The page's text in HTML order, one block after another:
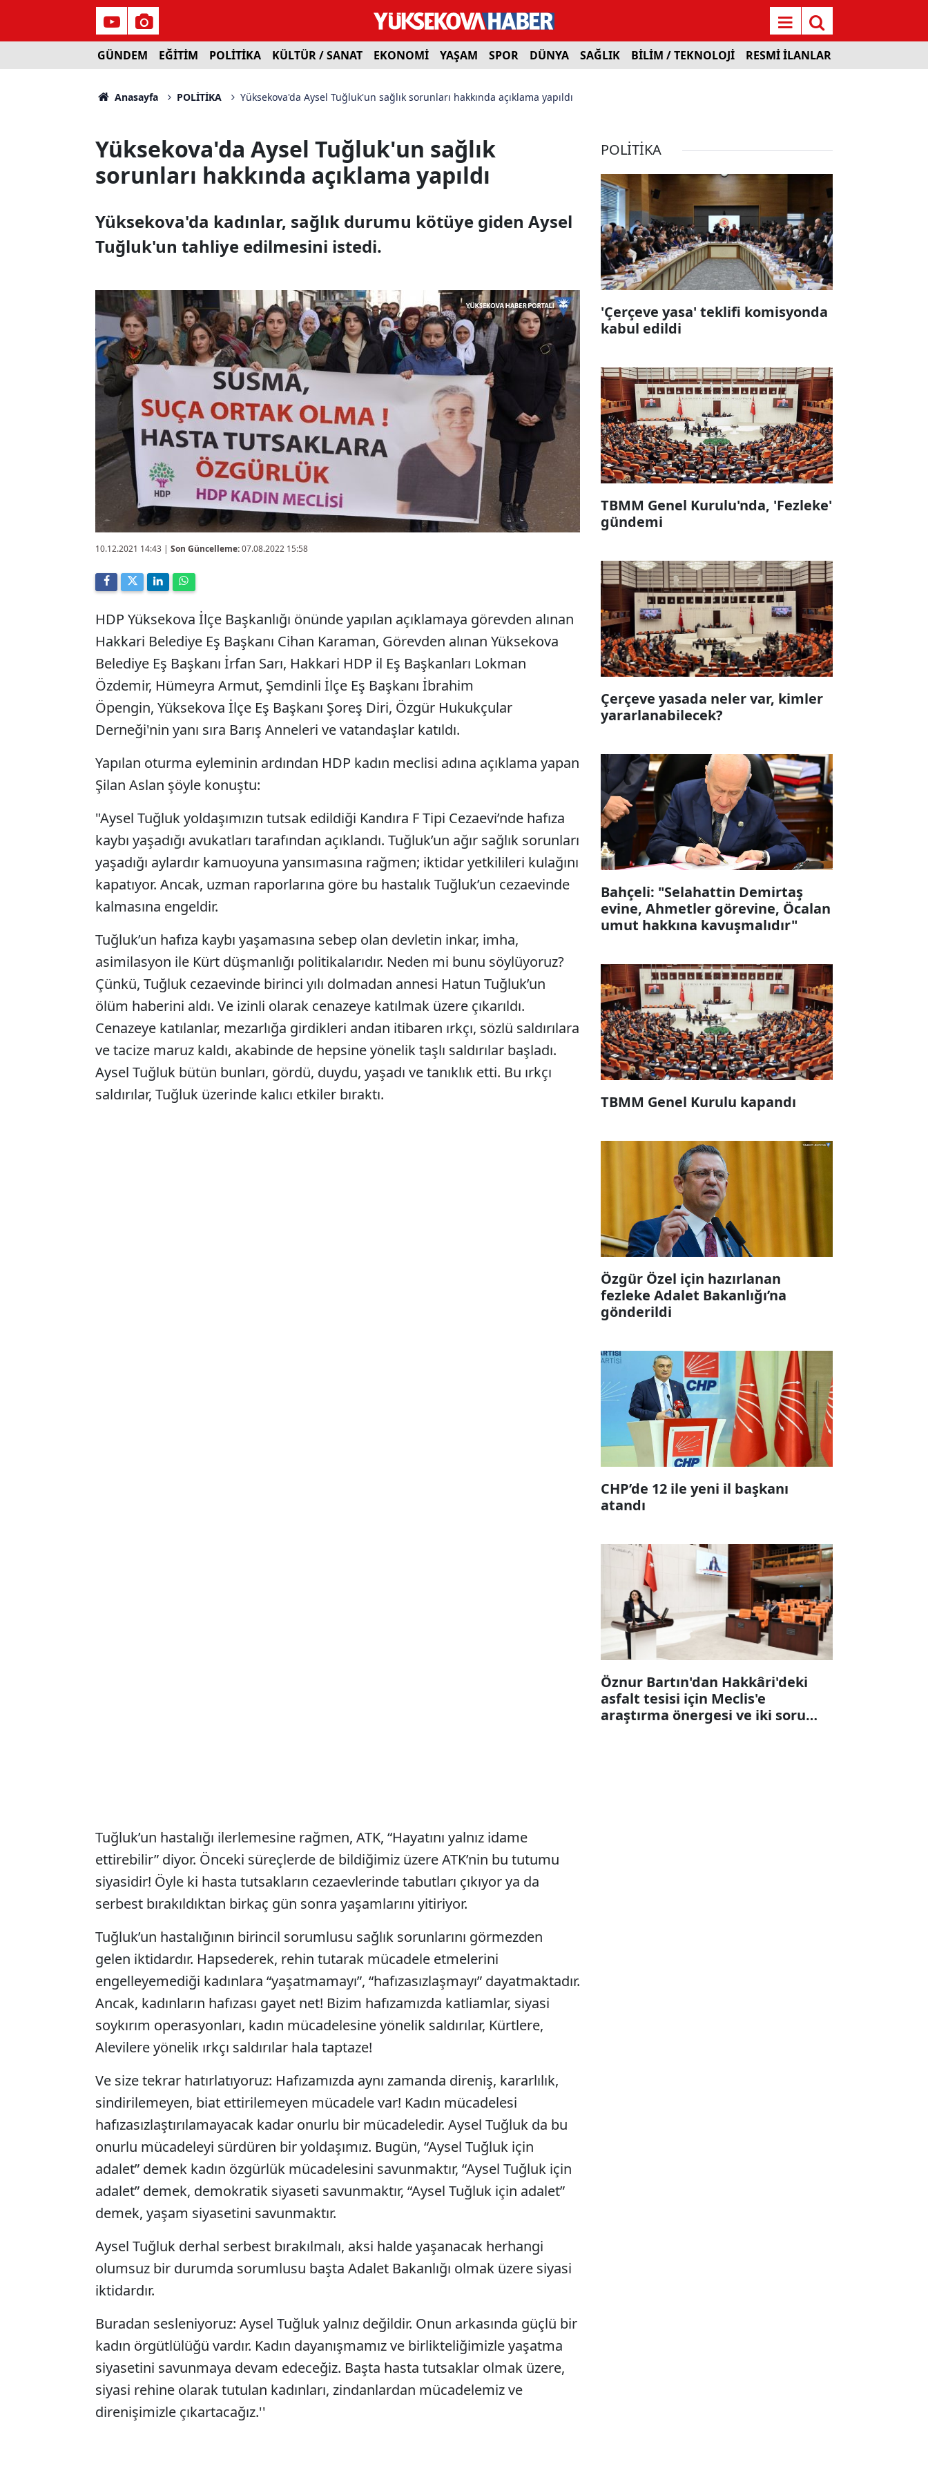
GÜNDEM EĞİTİM POLİTİKA KÜLTÜR / SANAT EKONOMİ YAŞAM SPOR DÜNYA SAĞLIK BİLİM / TEKNOLOJİ RESMİ İLANLAR
Anasayfa POLİTİKA Yüksekova'da Aysel Tuğluk'un sağlık sorunları hakkında açıklama yapıldı
Yüksekova'da Aysel Tuğluk'un sağlık
sorunları hakkında açıklama yapıldı
Yüksekova'da kadınlar, sağlık durumu kötüye giden Aysel
Tuğluk'un tahliye edilmesini istedi.
10.12.2021 14:43 | Son Güncelleme:07.08.2022 15:58
HDP Yüksekova İlçe Başkanlığı önünde yapılan açıklamaya görevden alınan
Hakkari Belediye Eş Başkanı Cihan Karaman, Görevden alınan Yüksekova
Belediye Eş Başkanı İrfan Sarı, Hakkari HDP il Eş Başkanları Lokman
Özdemir, Hümeyra Armut, Şemdinli İlçe Eş Başkanı İbrahim
Öpengin, Yüksekova İlçe Eş Başkanı Şoreş Diri, Özgür Hukukçular
Derneği'nin yanı sıra Barış Anneleri ve vatandaşlar katıldı.
Yapılan oturma eyleminin ardından HDP kadın meclisi adına açıklama yapan
Şilan Aslan şöyle konuştu:
"Aysel Tuğluk yoldaşımızın tutsak edildiği Kandıra F Tipi Cezaevi’nde hafıza
kaybı yaşadığı avukatları tarafından açıklandı. Tuğluk’un ağır sağlık sorunları
yaşadığı aylardır kamuoyuna yansımasına rağmen; iktidar yetkilileri kulağını
kapatıyor. Ancak, uzman raporlarına göre bu hastalık Tuğluk’un cezaevinde
kalmasına engeldir.
Tuğluk’un hafıza kaybı yaşamasına sebep olan devletin inkar, imha,
asimilasyon ile Kürt düşmanlığı politikalarıdır. Neden mi bunu söylüyoruz?
Çünkü, Tuğluk cezaevinde birinci yılı dolmadan annesi Hatun Tuğluk’un
ölüm haberini aldı. Ve izinli olarak cenazeye katılmak üzere çıkarıldı.
Cenazeye katılanlar, mezarlığa girdikleri andan itibaren ırkçı, sözlü saldırılara
ve tacize maruz kaldı, akabinde de hepsine yönelik taşlı saldırılar başladı.
Aysel Tuğluk bütün bunları, gördü, duydu, yaşadı ve tanıklık etti. Bu ırkçı
saldırılar, Tuğluk üzerinde kalıcı etkiler bıraktı.
Tuğluk’un hastalığı ilerlemesine rağmen, ATK, “Hayatını yalnız idame
ettirebilir” diyor. Önceki süreçlerde de bildiğimiz üzere ATK’nin bu tutumu
siyasidir! Öyle ki hasta tutsakların cezaevlerinde tabutları çıkıyor ya da
serbest bırakıldıktan birkaç gün sonra yaşamlarını yitiriyor.
Tuğluk’un hastalığının birincil sorumlusu sağlık sorunlarını görmezden
gelen iktidardır. Hapsederek, rehin tutarak mücadele etmelerini
engelleyemediği kadınlara “yaşatmamayı”, “hafızasızlaşmayı” dayatmaktadır.
Ancak, kadınların hafızası gayet net! Bizim hafızamızda katliamlar, siyasi
soykırım operasyonları, kadın mücadelesine yönelik saldırılar, Kürtlere,
Alevilere yönelik ırkçı saldırılar hala taptaze!
Ve size tekrar hatırlatıyoruz: Hafızamızda aynı zamanda direniş, kararlılık,
sindirilemeyen, biat ettirilemeyen mücadele var! Kadın mücadelesi
hafızasızlaştırılamayacak kadar onurlu bir mücadeledir. Aysel Tuğluk da bu
onurlu mücadeleyi sürdüren bir yoldaşımız. Bugün, “Aysel Tuğluk için
adalet” demek kadın özgürlük mücadelesini savunmaktır, “Aysel Tuğluk için
adalet” demek, demokratik siyaseti savunmaktır, “Aysel Tuğluk için adalet”
demek, yaşam siyasetini savunmaktır.
Aysel Tuğluk derhal serbest bırakılmalı, aksi halde yaşanacak herhangi
olumsuz bir durumda sorumlusu başta Adalet Bakanlığı olmak üzere siyasi
iktidardır.
Buradan sesleniyoruz: Aysel Tuğluk yalnız değildir. Onun arkasında güçlü bir
kadın örgütlülüğü vardır. Kadın dayanışmamız ve birlikteliğimizle yaşatma
siyasetini savunmaya devam edeceğiz. Başta hasta tutsaklar olmak üzere,
siyasi rehine olarak tutulan kadınları, zindanlardan mücadelemiz ve
direnişimizle çıkartacağız.''
POLİTİKA
'Çerçeve yasa' teklifi komisyonda
kabul edildi
TBMM Genel Kurulu'nda, 'Fezleke'
gündemi
Çerçeve yasada neler var, kimler
yararlanabilecek?
Bahçeli: "Selahattin Demirtaş
evine, Ahmetler görevine, Öcalan
umut hakkına kavuşmalıdır"
TBMM Genel Kurulu kapandı
Özgür Özel için hazırlanan
fezleke Adalet Bakanlığı’na
gönderildi
CHP’de 12 ile yeni il başkanı
atandı
Öznur Bartın'dan Hakkâri'deki
asfalt tesisi için Meclis'e
araştırma önergesi ve iki soru